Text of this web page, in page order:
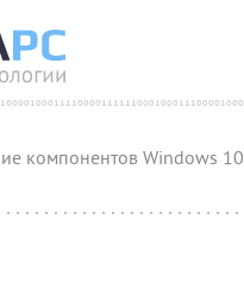
компонентов Windows 10